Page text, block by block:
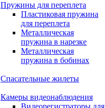
Пружины для переплета
Пластиковая пружина
для переплета
Металлическая
пружина в нарезке
Металлическая
пружина в бобинах
Спасательные жилеты
Камеры видеонаблюдения
Видеорегистраторы для